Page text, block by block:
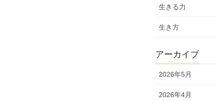
生きる力
生き方
アーカイブ
2026年5月
2026年4月